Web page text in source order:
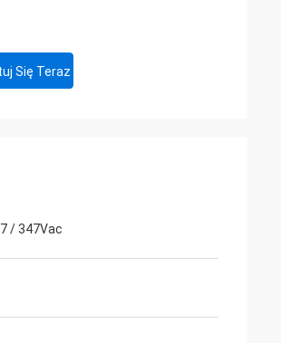
Się Teraz
/ 347Vac